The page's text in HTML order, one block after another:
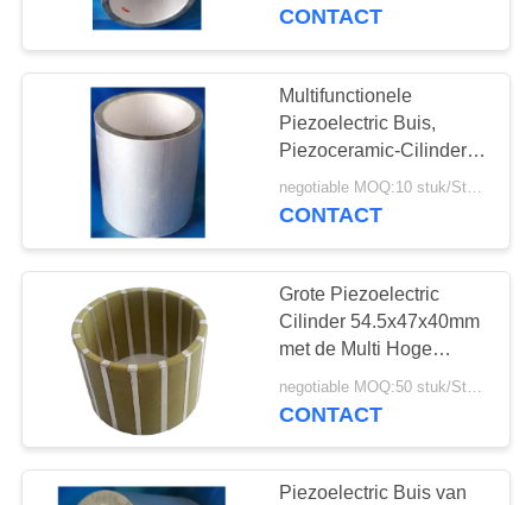
ONS
VERZOEK
OM EEN
CITAAT
SITEMAP
PRIVACY
POLICY
ultrasone
schoonmakende
omvormer
Ultrasone
Niveausensor
Resonerende
CONTACT
Multifunctionele
Piezoelectric Buis,
Piezoceramic-Cilinder
Ø25.4xØ19.24x18.8mm
negotiable MOQ:10 stuk/Stukken
CONTACT
Grote Piezoelectric
Cilinder 54.5x47x40mm
met de Multi Hoge
Prestaties van Eletrodes
CONTACT
Piezoelectric Buis van